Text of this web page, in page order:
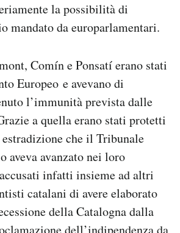
la possibilità di
mandato da europarlamentari.
Comín e Ponsatí erano stati
Europeo e avevano di
l’immunità prevista dalle
a quella erano stati protetti
che il Tribunale
aveva avanzato nei loro
infatti insieme ad altri
catalani di avere elaborato
della Catalogna dalla